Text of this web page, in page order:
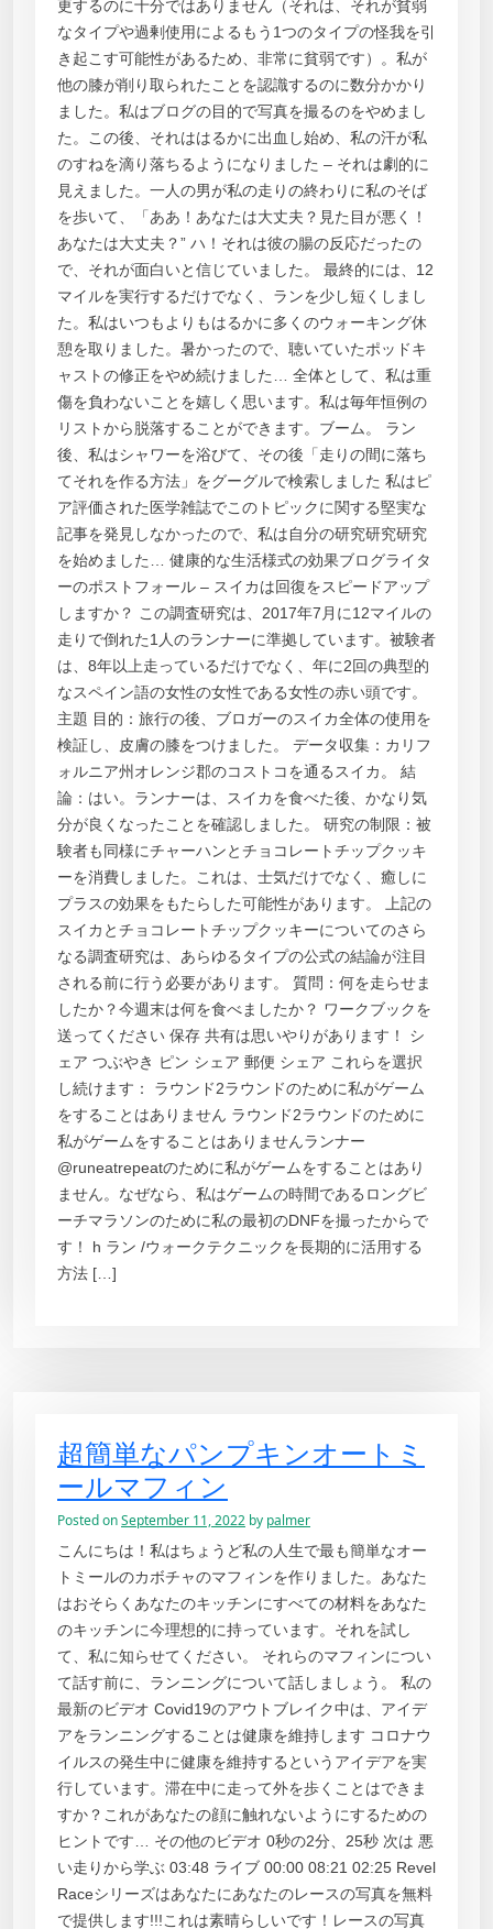
更するのに十分ではありません（それは、それが貧弱
なタイプや過剰使用によるもう1つのタイプの怪我を引
き起こす可能性があるため、非常に貧弱です）。私が
他の膝が削り取られたことを認識するのに数分かかり
ました。私はブログの目的で写真を撮るのをやめまし
た。この後、それははるかに出血し始め、私の汗が私
のすねを滴り落ちるようになりました – それは劇的に
見えました。一人の男が私の走りの終わりに私のそば
を歩いて、「ああ！あなたは大丈夫？見た目が悪く！
あなたは大丈夫？” ハ！それは彼の腸の反応だったの
で、それが面白いと信じていました。 最終的には、12
マイルを実行するだけでなく、ランを少し短くしまし
た。私はいつもよりもはるかに多くのウォーキング休
憩を取りました。暑かったので、聴いていたポッドキ
ャストの修正をやめ続けました… 全体として、私は重
傷を負わないことを嬉しく思います。私は毎年恒例の
リストから脱落することができます。ブーム。 ラン
後、私はシャワーを浴びて、その後「走りの間に落ち
てそれを作る方法」をグーグルで検索しました 私はピ
ア評価された医学雑誌でこのトピックに関する堅実な
記事を発見しなかったので、私は自分の研究研究研究
を始めました… 健康的な生活様式の効果ブログライタ
ーのポストフォール – スイカは回復をスピードアップ
しますか？ この調査研究は、2017年7月に12マイルの
走りで倒れた1人のランナーに準拠しています。被験者
は、8年以上走っているだけでなく、年に2回の典型的
なスペイン語の女性の女性である女性の赤い頭です。
主題 目的：旅行の後、ブロガーのスイカ全体の使用を
検証し、皮膚の膝をつけました。 データ収集：カリフ
ォルニア州オレンジ郡のコストコを通るスイカ。 結
論：はい。ランナーは、スイカを食べた後、かなり気
分が良くなったことを確認しました。 研究の制限：被
験者も同様にチャーハンとチョコレートチップクッキ
ーを消費しました。これは、士気だけでなく、癒しに
プラスの効果をもたらした可能性があります。 上記の
スイカとチョコレートチップクッキーについてのさら
なる調査研究は、あらゆるタイプの公式の結論が注目
される前に行う必要があります。 質問：何を走らせま
したか？今週末は何を食べましたか？ ワークブックを
送ってください 保存 共有は思いやりがあります！ シ
ェア つぶやき ピン シェア 郵便 シェア これらを選択
し続けます： ラウンド2ラウンドのために私がゲーム
をすることはありません ラウンド2ラウンドのために
私がゲームをすることはありませんランナー
@runeatrepeatのために私がゲームをすることはあり
ません。なぜなら、私はゲームの時間であるロングビ
ーチマラソンのために私の最初のDNFを撮ったからで
す！ h ラン /ウォークテクニックを長期的に活用する
方法 […]
超簡単なパンプキンオートミ
ールマフィン
Posted onSeptember 11, 2022 by palmer
こんにちは！私はちょうど私の人生で最も簡単なオー
トミールのカボチャのマフィンを作りました。あなた
はおそらくあなたのキッチンにすべての材料をあなた
のキッチンに今理想的に持っています。それを試し
て、私に知らせてください。 それらのマフィンについ
て話す前に、ランニングについて話しましょう。 私の
最新のビデオ Covid19のアウトブレイク中は、アイデ
アをランニングすることは健康を維持します コロナウ
イルスの発生中に健康を維持するというアイデアを実
行しています。滞在中に走って外を歩くことはできま
すか？これがあなたの顔に触れないようにするための
ヒントです… その他のビデオ 0秒の2分、25秒 次は 悪
い走りから学ぶ 03:48 ライブ 00:00 08:21 02:25 Revel
Raceシリーズはあなたにあなたのレースの写真を無料
で提供します!!!これは素晴らしいです！レースの写真